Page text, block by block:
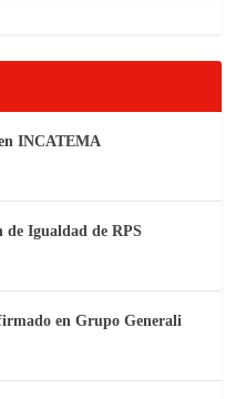
INCATEMA
Igualdad de RPS
en Grupo Generali